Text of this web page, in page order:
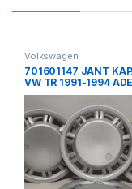
Volkswagen
701601147 JANT
VW TR 1991-1994
FİYATI ORJ YENİ